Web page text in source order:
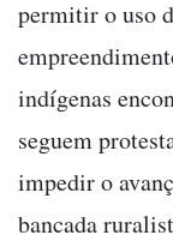
permitir o uso
indígenas
seguem
impedir o
bancada